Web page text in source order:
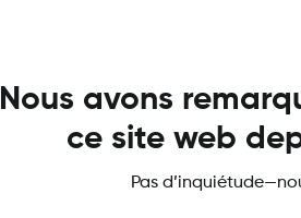
Nous avons
ce site web
Pas